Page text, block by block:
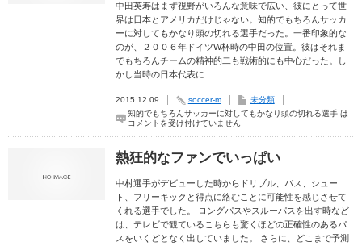
中田英寿はまず視野がいろんな意味で広い、彼にとって世
界は日本とアメリカだけじゃない。知的でもちろんサッカ
ーに対してもかなり頭の切れる選手だった。一番印象的な
のが、２００６年ドイツW杯時の中田の位置。彼はそれま
でもちろんチームの精神的二も戦術的にも中心だった。し
かし当時の日本代表に…
2015.12.09 soccer-m
未分類
知的でもちろんサッカーに対してもかなり頭の切れる選手 は
コメントを受け付けていません
熱狂的なファンでいっぱい
中村選手がデビューした時からドリブル、パス、シュー
ト、フリーキックと得点に絡むことに可能性を感じさせて
くれる選手でした。 ロングパスやスルーパスを出す時など
は、テレビで観ているこちらも驚くほどの正確性のあるパ
スをいくどとなく出していました。 さらに、どこまで予測